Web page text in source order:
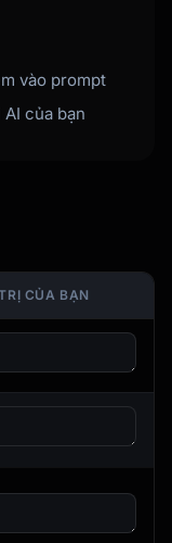
vào prompt
AI của bạn
CỦA BẠN